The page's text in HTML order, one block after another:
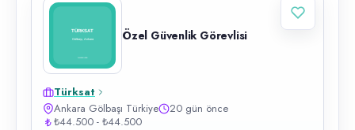
Özel Güvenlik Görevlisi
Türksat
Ankara Gölbaşı Türkiye
20 gün önce
₺44.500 - ₺44.500